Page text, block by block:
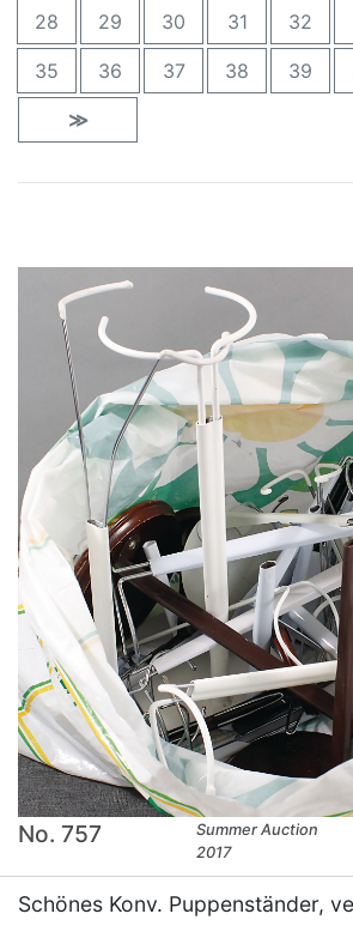
28 29 30 31 32
35 36 37 38 39
≫
No. 757
Summer Auction
2017
Schönes Konv. Puppenständer,